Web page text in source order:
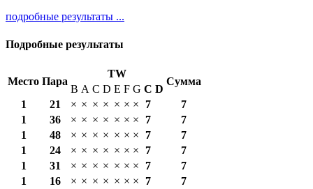
подробные результаты ...
Подробные результаты
Место Пара
TW
Сумма
B A C D E F G С D
1
21 × × × × × × × 7
7
1
36 × × × × × × × 7
7
1
48 × × × × × × × 7
7
1
24 × × × × × × × 7
7
1
31 × × × × × × × 7
7
1
16 × × × × × × × 7
7